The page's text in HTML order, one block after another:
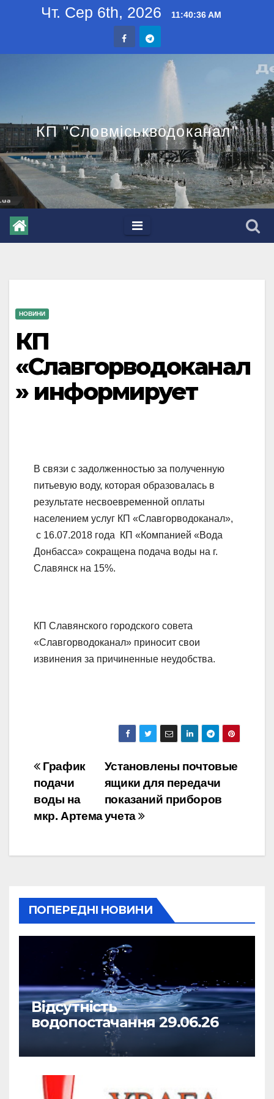
Чт. Сер 6th, 2026 11:40:37 AM
КП "Словміськводоканал"
НОВИНИ
КП
«Славгорводоканал
» информирует
В связи с задолженностью за полученную
питьевую воду, которая образовалась в
результате несвоевременной оплаты
населением услуг КП «Славгорводоканал»,
с 16.07.2018 года КП «Компанией «Вода
Донбасса» сокращена подача воды на г.
Славянск на 15%.
КП Славянского городского совета
«Славгорводоканал» приносит свои
извинения за причиненные неудобства.
Навігація
записів
Установлены почтовые
ящики для передачи
показаний приборов
учета
График
подачи
воды на
мкр. Артема
ПОПЕРЕДНІ НОВИНИ
Відсутність
водопостачання 29.06.26